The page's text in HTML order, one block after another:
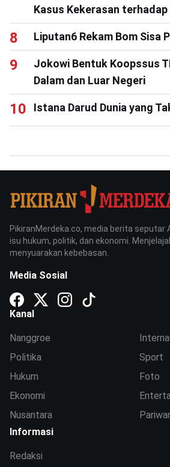
Kasus Kekerasan terhadap
Liputan6 Rekam Bom Sisa
Jokowi Bentuk Koopssus
Dalam dan Luar Negeri
Istana Darud Dunia yang
PikiranMerdeka.co, media berita seputar
isu hukum, politik, dan ekonomi.
menyuarakan kebebasan.
Media Sosial
Kanal
Nanggroe
Politika
Hukum
Ekonomi
Nusantara
Sport
Foto
Informasi
Redaksi